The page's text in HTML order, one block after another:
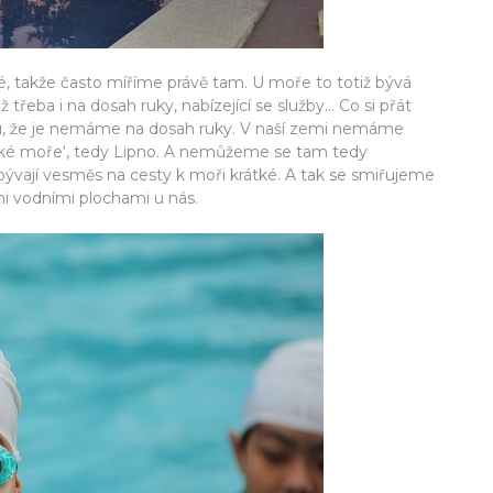
takže často míříme právě tam. U moře to totiž bývá
i na dosah ruky, nabízející se služby… Co si přát
je nemáme na dosah ruky. V naší zemi nemáme
moře‘, tedy Lipno. A nemůžeme se tam tedy
vesměs na cesty k moři krátké. A tak se smiřujeme
vodními plochami u nás.